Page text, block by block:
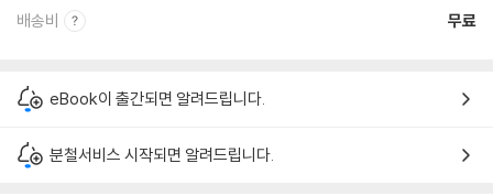
배송비 무료
eBook이 출간되면 알려드립니다.
분철서비스 시작되면 알려드립니다.